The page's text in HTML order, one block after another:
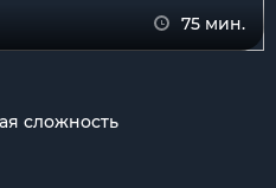
75 мин.
сложность